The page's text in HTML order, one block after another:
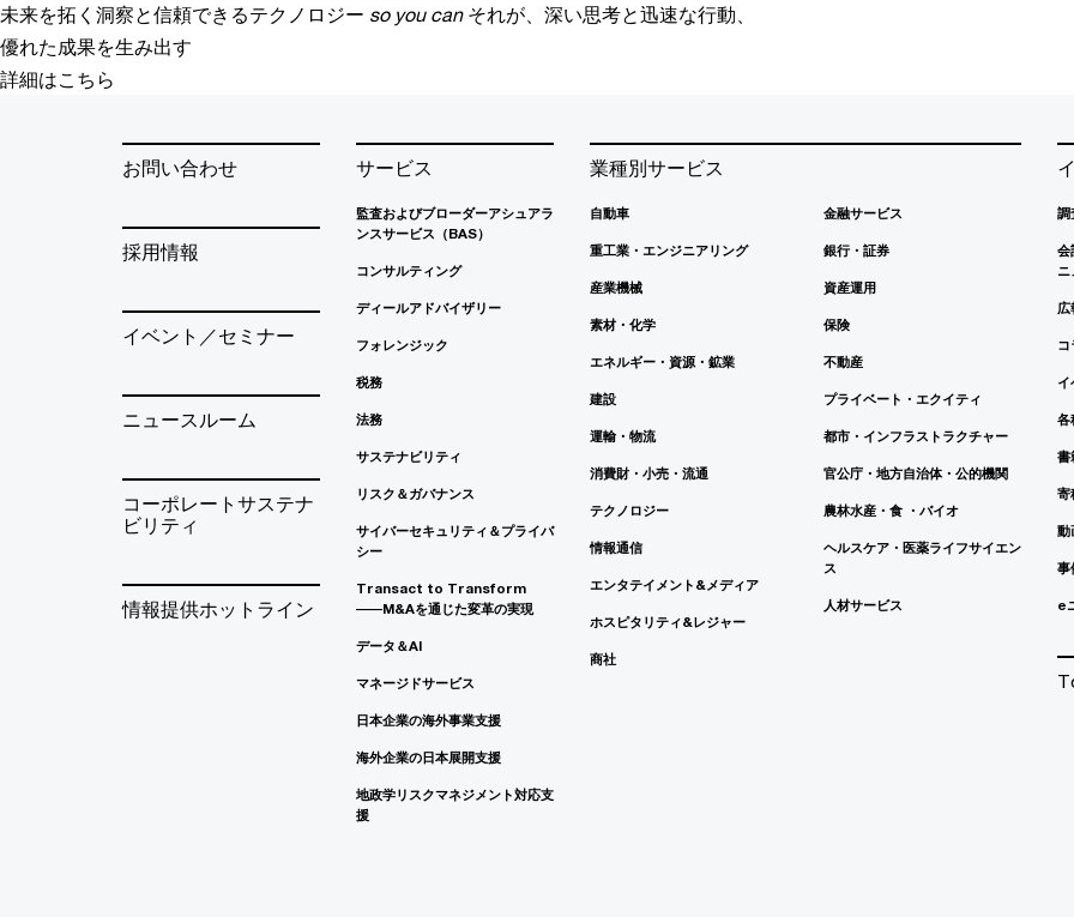
未来を拓く洞察と信頼できるテクノロジー so you can それが、深い思考と迅速な行動、
優れた成果を生み出す
詳細はこちら
お問い合わせ
採用情報
イベント／セミナー
ニュースルーム
コーポレートサステナ
ビリティ
情報提供ホットライン
サービス
監査およびブローダーアシュアラ
ンスサービス（BAS）
コンサルティング
ディールアドバイザリー
フォレンジック
税務
法務
サステナビリティ
リスク＆ガバナンス
サイバーセキュリティ＆プライバ
シー
Transact to Transform
――M&Aを通じた変革の実現
データ＆AI
マネージドサービス
日本企業の海外事業支援
海外企業の日本展開支援
地政学リスクマネジメント対応支
援
業種別サービス
自動車
重工業・エンジニアリング
産業機械
素材・化学
エネルギー・資源・鉱業
建設
運輸・物流
消費財・小売・流通
テクノロジー
情報通信
エンタテイメント&メディア
ホスピタリティ&レジャー
商社
金融サービス
銀行・証券
資産運用
保険
不動産
プライベート・エクイティ
都市・インフラストラクチャー
官公庁・地方自治体・公的機関
農林水産・食 ・バイオ
ヘルスケア・医薬ライフサイエン
ス
人材サービス
調
会
ニ
広
コ
イ
各
書
寄
動
事
e